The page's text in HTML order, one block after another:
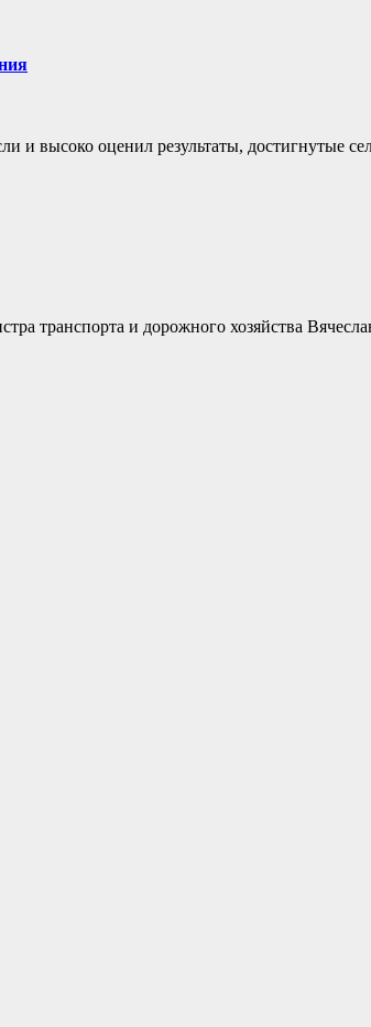
и высоко оценил результаты, достигнутые
транспорта и дорожного хозяйства